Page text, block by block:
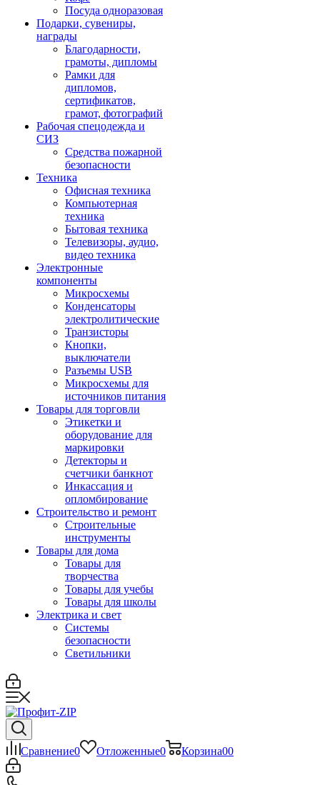
Посуда одноразовая
Подарки, сувениры,
награды
Благодарности,
грамоты, дипломы
Рамки для
дипломов,
сертификатов,
грамот, фотографий
Рабочая спецодежда и
СИЗ
Средства пожарной
безопасности
Техника
Офисная техника
Компьютерная
техника
Бытовая техника
Телевизоры, аудио,
видео техника
Электронные
компоненты
Микросхемы
Конденсаторы
электролитические
Транзисторы
Кнопки,
выключатели
Разъемы USB
Микросхемы для
источников питания
Товары для торговли
Этикетки и
оборудование для
маркировки
Детекторы и
счетчики банкнот
Инкассация и
опломбирование
Строительство и ремонт
Строительные
инструменты
Товары для дома
Товары для
творчества
Товары для учебы
Товары для школы
Электрика и свет
Системы
безопасности
Светильники
Сравнение0 Отложенные0 Корзина00